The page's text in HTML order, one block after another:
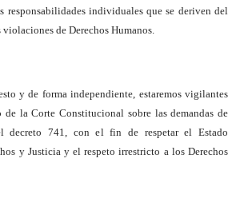
responsabilidades individuales que se deriven del
de Derechos Humanos.
y de forma independiente, estaremos vigilantes
la Corte Constitucional sobre las demandas de
decreto 741, con el fin de respetar el Estado
y Justicia y el respeto irrestricto a los Derechos